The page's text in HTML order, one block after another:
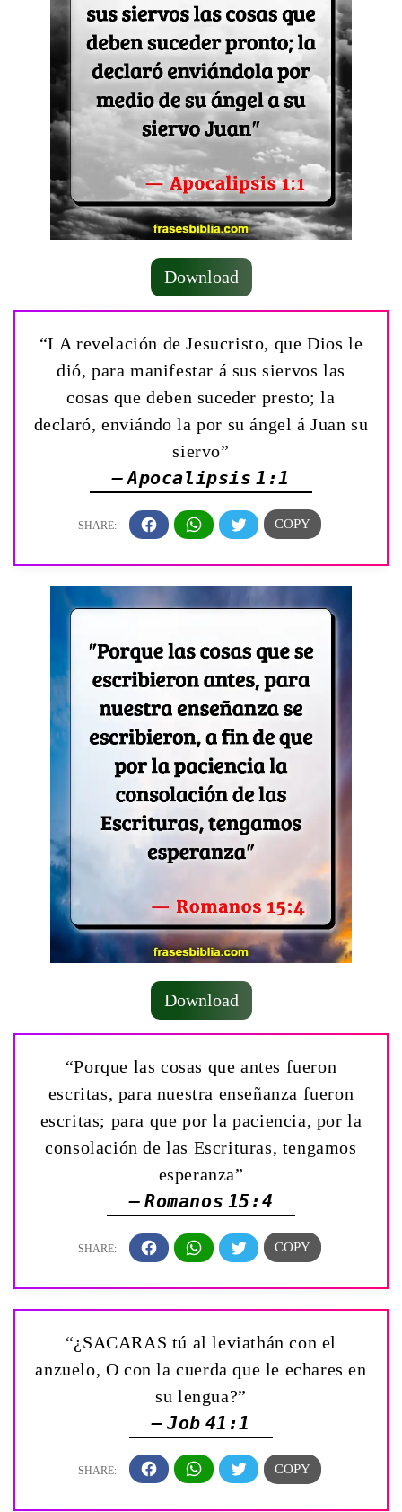
Download
“LA revelación de Jesucristo, que Dios le
dió, para manifestar á sus siervos las
cosas que deben suceder presto; la
declaró, enviándo la por su ángel á Juan su
siervo”
— Apocalipsis 1:1
Download
“Porque las cosas que antes fueron
escritas, para nuestra enseñanza fueron
escritas; para que por la paciencia, por la
consolación de las Escrituras, tengamos
esperanza”
— Romanos 15:4
“¿SACARAS tú al leviathán con el
anzuelo, O con la cuerda que le echares en
su lengua?”
— Job 41:1